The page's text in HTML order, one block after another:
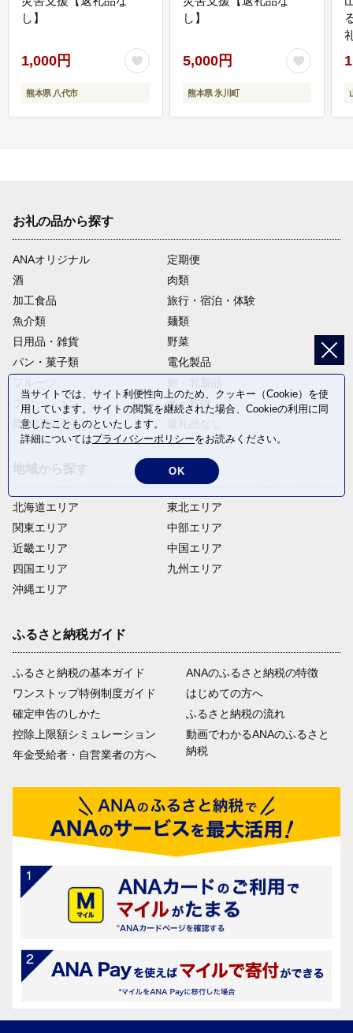
し】
1,000円
熊本県 八代市
し】
5,000円
熊本県 氷川町
お礼の品から探す
ANAオリジナル
定期便
酒
肉類
加工食品
旅行・宿泊・体験
魚介類
麺類
日用品・雑貨
野菜
パン・菓子類
電化製品
ファッション
米・穀物
飲料(酒以外)
北海道エリア
関東エリア
近畿エリア
四国エリア
沖縄エリア
東北エリア
中部エリア
中国エリア
九州エリア
ふるさと納税ガイド
ふるさと納税の基本ガイド
ワンストップ特例制度ガイド
確定申告のしかた
控除上限額シミュレーション
年金受給者・自営業者の方へ
ANAのふるさと納税の特徴
はじめての方へ
ふるさと納税の流れ
動画でわかるANAのふるさと
納税
当サイトでは、サイト利便性向上のため、クッキー（Cookie）を使
用しています。サイトの閲覧を継続された場合、Cookieの利用に同
意したことものといたします。
詳細についてはプライバシーポリシーをお読みください。
OK